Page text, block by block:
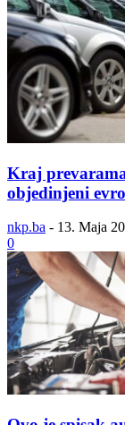
Kraj
objedinjeni
nkp.ba - 13. Maja
0